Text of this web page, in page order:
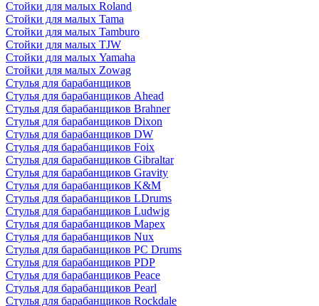
Стойки для малых Roland
Стойки для малых Tama
Стойки для малых Tamburo
Стойки для малых TJW
Стойки для малых Yamaha
Стойки для малых Zowag
Стулья для барабанщиков
Стулья для барабанщиков Ahead
Стулья для барабанщиков Brahner
Стулья для барабанщиков Dixon
Стулья для барабанщиков DW
Стулья для барабанщиков Foix
Стулья для барабанщиков Gibraltar
Стулья для барабанщиков Gravity
Стулья для барабанщиков K&M
Стулья для барабанщиков LDrums
Стулья для барабанщиков Ludwig
Стулья для барабанщиков Mapex
Стулья для барабанщиков Nux
Стулья для барабанщиков PC Drums
Стулья для барабанщиков PDP
Стулья для барабанщиков Peace
Стулья для барабанщиков Pearl
Стулья для барабанщиков Rockdale